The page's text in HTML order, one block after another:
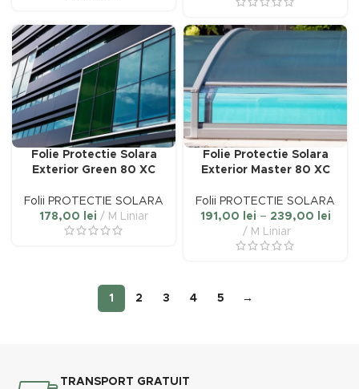
până
la
183,00 lei
Folie Protectie Solara
Exterior Green 80 XC
Folii PROTECTIE SOLARA
178,00
lei M Liniar
Folie Protectie Solara
Exterior Master 80 XC
Folii PROTECTIE SOLARA
191,00
lei – 239,00 lei
M Liniar
1 2 3 4 5 →
TRANSPORT GRATUIT